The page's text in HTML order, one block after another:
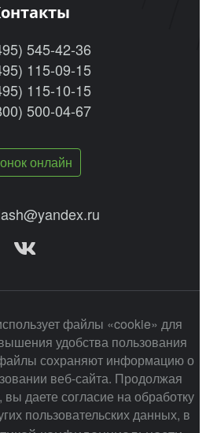
545-42-36
115-09-15
115-10-15
500-04-67
онлайн
файлы «cookie» для
удобства пользования
сохраняют информацию о
веб-сайта. Продолжая
вы даете согласие на обработку
пользовательских данных, в